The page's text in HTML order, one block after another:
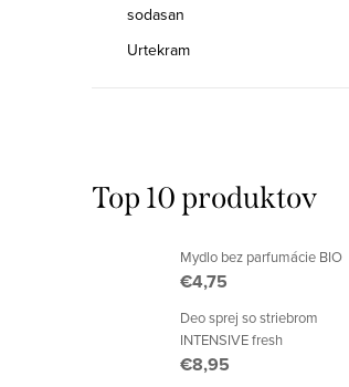
sodasan
Urtekram
Top 10 produktov
Mydlo bez parfumácie BIO
€4,75
Deo sprej so striebrom
INTENSIVE fresh
€8,95